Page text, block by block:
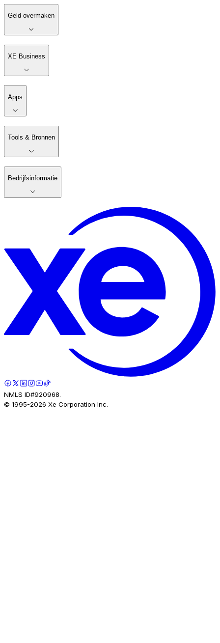
Geld overmaken
XE Business
Apps
Tools & Bronnen
Bedrijfsinformatie
NMLS ID#920968.
© 1995-2026 Xe Corporation Inc.